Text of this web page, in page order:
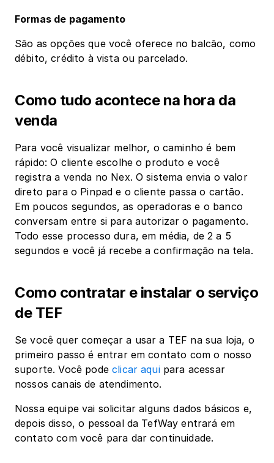
Formas de pagamento
São as opções que você oferece no balcão, como
débito, crédito à vista ou parcelado.
Como tudo acontece na hora da
venda
Para você visualizar melhor, o caminho é bem
rápido: O cliente escolhe o produto e você
registra a venda no Nex. O sistema envia o valor
direto para o Pinpad e o cliente passa o cartão.
Em poucos segundos, as operadoras e o banco
conversam entre si para autorizar o pagamento.
Todo esse processo dura, em média, de 2 a 5
segundos e você já recebe a confirmação na tela.
Como contratar e instalar o serviço
de TEF
Se você quer começar a usar a TEF na sua loja, o
primeiro passo é entrar em contato com o nosso
suporte. Você pode clicar aqui para acessar
nossos canais de atendimento.
Nossa equipe vai solicitar alguns dados básicos e,
depois disso, o pessoal da TefWay entrará em
contato com você para dar continuidade.